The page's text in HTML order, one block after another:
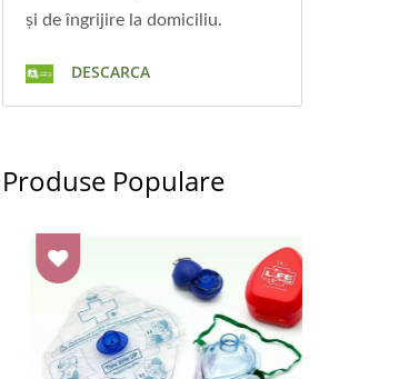
și de îngrijire la domiciliu.
DESCARCA
Produse Populare